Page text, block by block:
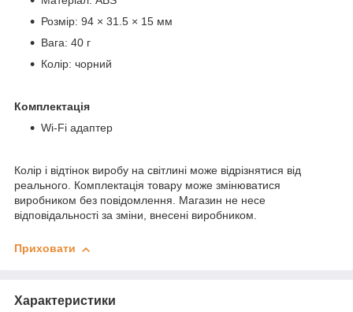
Розмір: 94 × 31.5 × 15 мм
Вага: 40 г
Колір: чорний
Комплектація
Wi-Fi адаптер
Колір і відтінок виробу на світлині може відрізнятися від
реального. Комплектація товару може змінюватися
виробником без повідомлення. Магазин не несе
відповідальності за зміни, внесені виробником.
Приховати
Характеристики